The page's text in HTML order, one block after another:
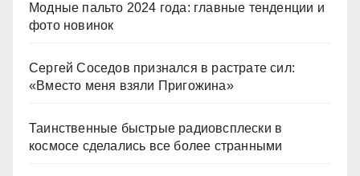
Модные пальто 2024 года: главные тенденции и
фото новинок
Сергей Соседов признался в растрате сил:
«Вместо меня взяли Пригожина»
Таинственные быстрые радиовсплески в
космосе сделались все более странными